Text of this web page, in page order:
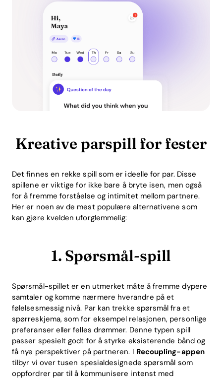
Kreative parspill for fester
Det finnes en rekke spill som er ideelle for par. Disse
spillene er viktige for ikke bare å bryte isen, men også
for å fremme forståelse og intimitet mellom partnere.
Her er noen av de mest populære alternativene som
kan gjøre kvelden uforglemmelig:
1. Spørsmål-spill
Spørsmål-spillet er en utmerket måte å fremme dypere
samtaler og komme nærmere hverandre på et
følelsesmessig nivå. Par kan trekke spørsmål fra et
spørreskjema, som for eksempel relasjonen, personlige
preferanser eller felles drømmer. Denne typen spill
passer spesielt godt for å styrke eksisterende bånd og
få nye perspektiver på partneren. I Recoupling-appen
tilbyr vi over tusen spesialdesignede spørsmål som
oppfordrer par til å kommunisere intenst med